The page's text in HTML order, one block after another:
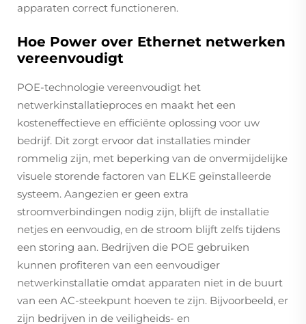
apparaten correct functioneren.
Hoe Power over Ethernet netwerken
vereenvoudigt
POE-technologie vereenvoudigt het
netwerkinstallatieproces en maakt het een
kosteneffectieve en efficiënte oplossing voor uw
bedrijf. Dit zorgt ervoor dat installaties minder
rommelig zijn, met beperking van de onvermijdelijke
visuele storende factoren van ELKE geïnstalleerde
systeem. Aangezien er geen extra
stroomverbindingen nodig zijn, blijft de installatie
netjes en eenvoudig, en de stroom blijft zelfs tijdens
een storing aan. Bedrijven die POE gebruiken
kunnen profiteren van een eenvoudiger
netwerkinstallatie omdat apparaten niet in de buurt
van een AC-steekpunt hoeven te zijn. Bijvoorbeeld, er
zijn bedrijven in de veiligheids- en